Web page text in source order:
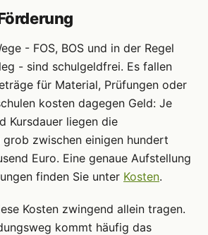
- FOS, BOS und in der Regel
- sind schulgeldfrei. Es fallen
für Material, Prüfungen oder
kosten dagegen Geld: Je
Kursdauer liegen die
grob zwischen einigen hundert
Euro. Eine genaue Aufstellung
finden Sie unter Kosten.
Kosten zwingend allein tragen.
kommt häufig das